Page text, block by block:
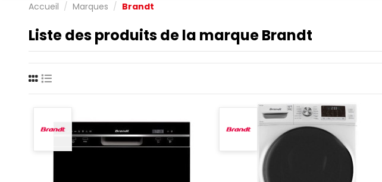
Accueil Marques Brandt
Liste des produits de la marque Brandt